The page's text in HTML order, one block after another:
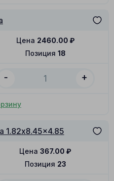
Позиция 18
Цена 2460.00 ₽
- +
1.82x8.45x4.85
Позиция 23
Цена 367.00 ₽